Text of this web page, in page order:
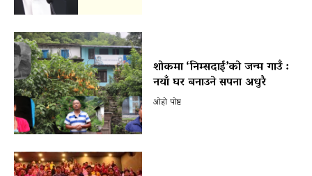
शोकमा ‘निम्सदाई’को जन्म गाउँ :
नयाँ घर बनाउने सपना अधुरै
ओहो पोष्ट